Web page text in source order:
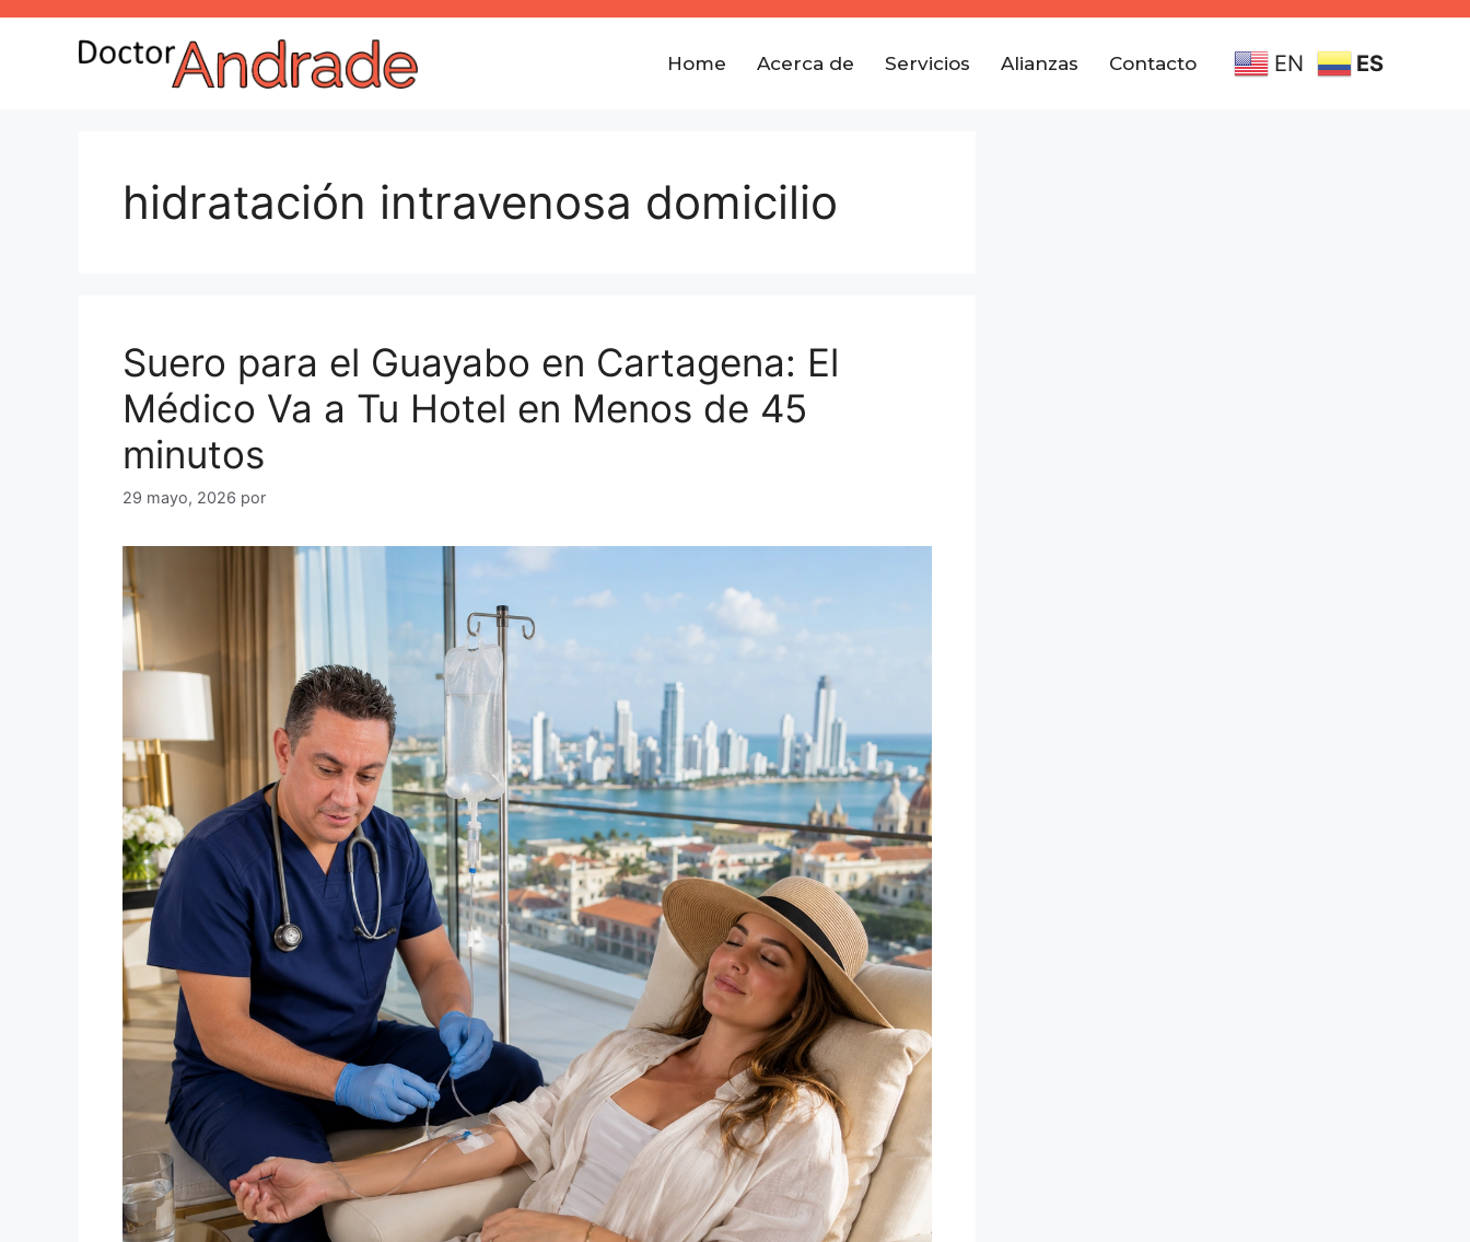
Home Acerca de Servicios Alianzas Contacto EN ES
hidratación intravenosa domicilio
Suero para el Guayabo en Cartagena: El
Médico Va a Tu Hotel en Menos de 45
minutos
29 mayo, 2026 por